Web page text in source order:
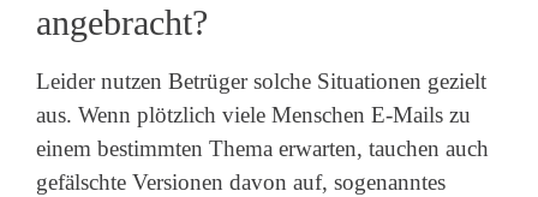
angebracht?
Leider nutzen Betrüger solche Situationen gezielt
aus. Wenn plötzlich viele Menschen E-Mails zu
einem bestimmten Thema erwarten, tauchen auch
gefälschte Versionen davon auf, sogenanntes